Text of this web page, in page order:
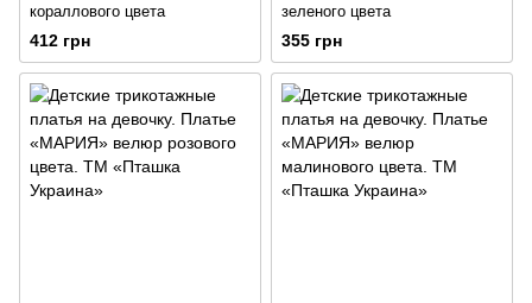
кораллового цвета
412 грн
зеленого цвета
355 грн